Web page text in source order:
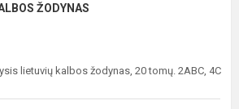
ŽODYNAS
lietuvių kalbos žodynas, 20 tomų. 2ABC, 4C